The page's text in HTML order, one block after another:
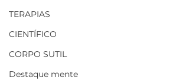
TERAPIAS
CIENTÍFICO
CORPO SUTIL
Destaque mente